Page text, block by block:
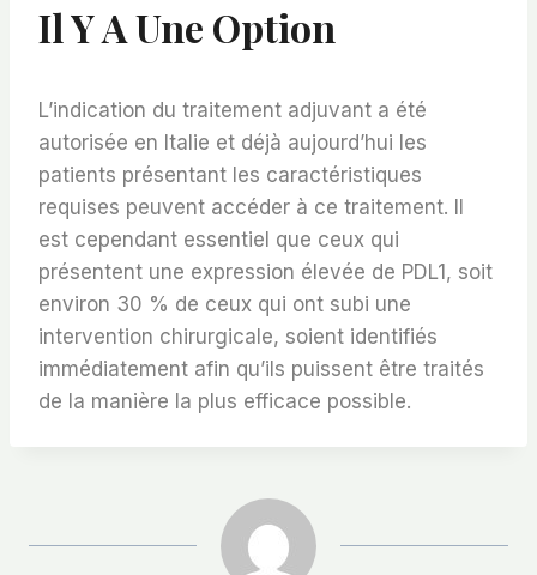
Il Y A Une Option
L’indication du traitement adjuvant a été
autorisée en Italie et déjà aujourd’hui les
patients présentant les caractéristiques
requises peuvent accéder à ce traitement. Il
est cependant essentiel que ceux qui
présentent une expression élevée de PDL1, soit
environ 30 % de ceux qui ont subi une
intervention chirurgicale, soient identifiés
immédiatement afin qu’ils puissent être traités
de la manière la plus efficace possible.